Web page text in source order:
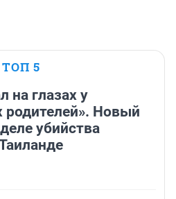
ТОП 5
на глазах у
родителей». Новый
убийства